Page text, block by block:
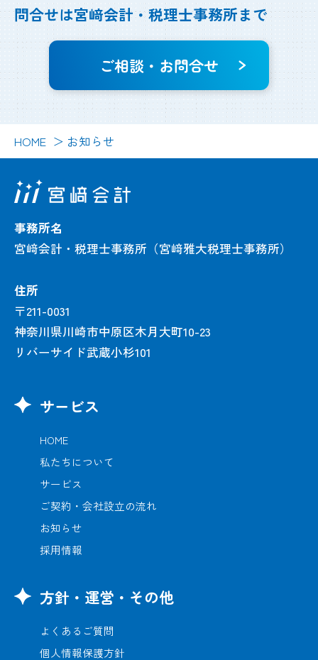
問合せは宮﨑会計・税理士事務所まで
ご相談・お問合せ
HOME お知らせ
事務所名
宮﨑会計・税理士事務所（宮﨑雅大税理士事務所）
住所
〒211-0031
神奈川県川崎市中原区木月大町10-23
リバーサイド武蔵小杉101
サービス
HOME
私たちについて
サービス
ご契約・会社設立の流れ
お知らせ
採用情報
方針・運営・その他
よくあるご質問
個人情報保護方針